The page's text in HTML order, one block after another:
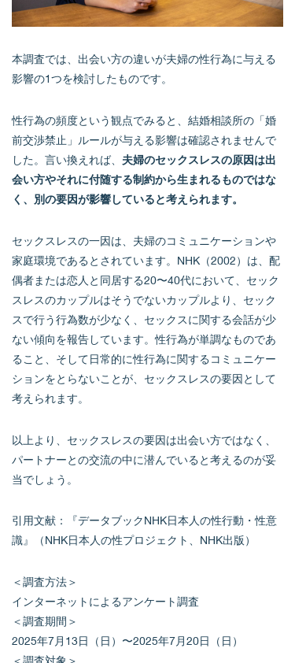
本調査では、出会い方の違いが夫婦の性行為に与える
影響の1つを検討したものです。
性行為の頻度という観点でみると、結婚相談所の「婚
前交渉禁止」ルールが与える影響は確認されませんで
した。言い換えれば、 夫婦のセックスレスの原因は出
会い方やそれに付随する制約から生まれるものではな
く、別の要因が影響していると考えられます。
セックスレスの一因は、夫婦のコミュニケーションや
家庭環境であるとされています。NHK（2002）は、配
偶者または恋人と同居する20〜40代において、セック
スレスのカップルはそうでないカップルより、セック
スで行う行為数が少なく、セックスに関する会話が少
ない傾向を報告しています。性行為が単調なものであ
ること、そして日常的に性行為に関するコミュニケー
ションをとらないことが、セックスレスの要因として
考えられます。
以上より、セックスレスの要因は出会い方ではなく、
パートナーとの交流の中に潜んでいると考えるのが妥
当でしょう。
引用文献：『データブックNHK日本人の性行動・性意
識』（NHK日本人の性プロジェクト、NHK出版）
＜調査方法＞
インターネットによるアンケート調査
＜調査期間＞
2025年7月13日（日）〜2025年7月20日（日）